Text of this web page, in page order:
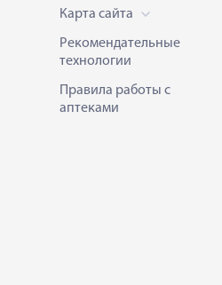
Карта сайта
Рекомендательные
технологии
Правила работы с
аптеками